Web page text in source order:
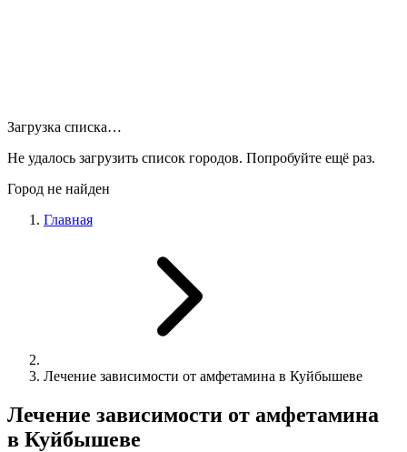
Загрузка списка…
Не удалось загрузить список городов. Попробуйте ещё раз.
Город не найден
Главная
Лечение зависимости от амфетамина в Куйбышеве
Лечение зависимости от амфетамина
в Куйбышеве